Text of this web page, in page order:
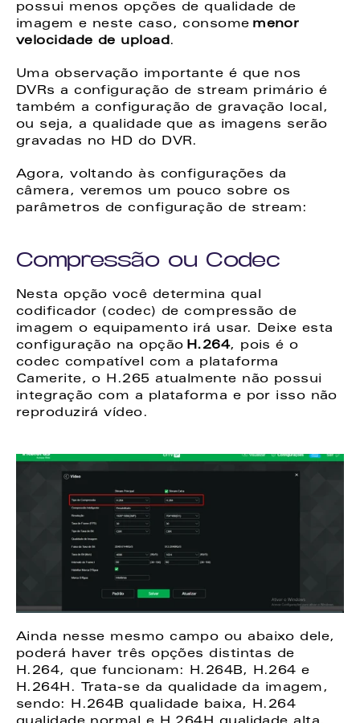
possui menos opções de qualidade de
imagem e neste caso, consome menor
velocidade de upload .
Uma observação importante é que nos
DVRs a configuração de stream primário é
também a configuração de gravação local,
ou seja, a qualidade que as imagens serão
gravadas no HD do DVR.
Agora, voltando às configurações da
câmera, veremos um pouco sobre os
parâmetros de configuração de stream:
Compressão ou Codec
Nesta opção você determina qual
codificador (codec) de compressão de
imagem o equipamento irá usar. Deixe esta
configuração na opção H.264, pois é o
codec compatível com a plataforma
Camerite, o H.265 atualmente não possui
integração com a plataforma e por isso não
reproduzirá vídeo.
Ainda nesse mesmo campo ou abaixo dele,
poderá haver três opções distintas de
H.264, que funcionam: H.264B, H.264 e
H.264H. Trata-se da qualidade da imagem,
sendo: H.264B qualidade baixa, H.264